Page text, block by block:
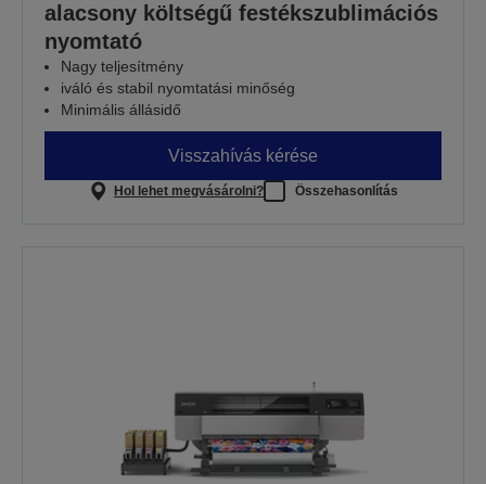
alacsony költségű festékszublimációs
nyomtató
Nagy teljesítmény
iváló és stabil nyomtatási minőség
Minimális állásidő
Visszahívás kérése
Hol lehet megvásárolni? Összehasonlítás